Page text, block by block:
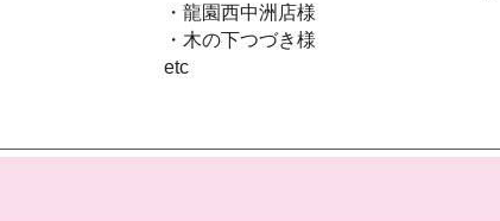
・龍園西中洲店様
・木の下つづき様
etc